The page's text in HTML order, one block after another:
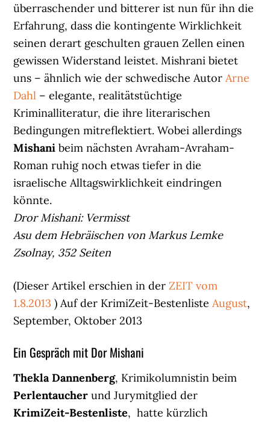
überraschender und bitterer ist nun für ihn die
Erfahrung, dass die kontingente Wirklichkeit
seinen derart geschulten grauen Zellen einen
gewissen Widerstand leistet. Mishrani bietet
uns – ähnlich wie der schwedische AutorArne
Dahl – elegante, realitätstüchtige
Kriminalliteratur, die ihre literarischen
Bedingungen mitreflektiert. Wobei allerdings
Mishani beim nächsten Avraham-Avraham-
Roman ruhig noch etwas tiefer in die
israelische Alltagswirklichkeit eindringen
könnte.
Dror Mishani: Vermisst
Asu dem Hebräischen von Markus Lemke
Zsolnay, 352 Seiten
(Dieser Artikel erschien in derZEIT vom
1.8.2013 ) Auf der KrimiZeit-BestenlisteAugust,
September, Oktober 2013
Ein Gespräch mit Dor Mishani
Thekla Dannenberg, Krimikolumnistin beim
Perlentaucher und Jurymitglied der
KrimiZeit-Bestenliste, hatte kürzlich